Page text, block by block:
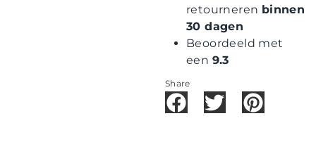
retourneren binnen
30 dagen
Beoordeeld met
een 9.3
Share